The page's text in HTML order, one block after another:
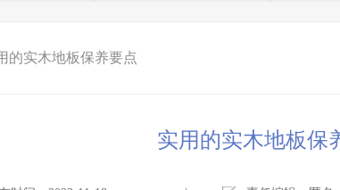
的实木地板保养要点
实用的实木地板保